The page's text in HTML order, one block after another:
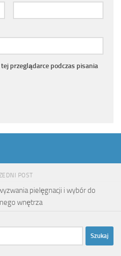
przeglądarce podczas pisania
POST
pielęgnacji i wybór do
wnętrza